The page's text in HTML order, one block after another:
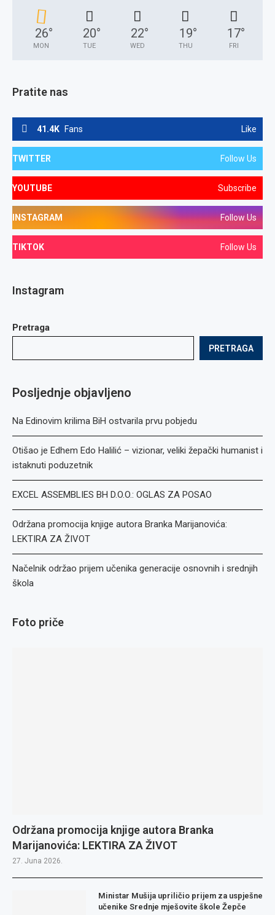
26°
MON
20°
TUE
22°
WED
19°
THU
17°
FRI
Pratite nas
41.4K Fans Like
TWITTER Follow Us
YOUTUBE Subscribe
INSTAGRAM Follow Us
TIKTOK Follow Us
Instagram
Pretraga
PRETRAGA
Posljednje objavljeno
Na Edinovim krilima BiH ostvarila prvu pobjedu
Otišao je Edhem Edo Halilić – vizionar, veliki žepački humanist i
istaknuti poduzetnik
EXCEL ASSEMBLIES BH D.O.O.: OGLAS ZA POSAO
Održana promocija knjige autora Branka Marijanovića:
LEKTIRA ZA ŽIVOT
Načelnik održao prijem učenika generacije osnovnih i srednjih
škola
Foto priče
Održana promocija knjige autora Branka
Marijanovića: LEKTIRA ZA ŽIVOT
27. Juna 2026.
Ministar Mušija upriličio prijem za uspješne
učenike Srednje mješovite škole Žepče